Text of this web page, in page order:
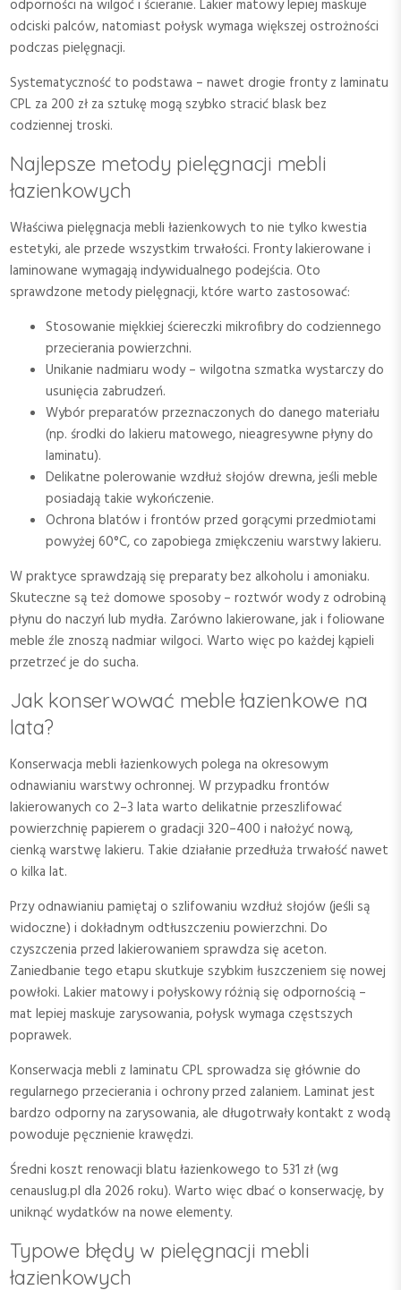
odporności na wilgoć i ścieranie. Lakier matowy lepiej maskuje
odciski palców, natomiast połysk wymaga większej ostrożności
podczas pielęgnacji.
Systematyczność to podstawa – nawet drogie fronty z laminatu
CPL za 200 zł za sztukę mogą szybko stracić blask bez
codziennej troski.
Najlepsze metody pielęgnacji mebli
łazienkowych
Właściwa pielęgnacja mebli łazienkowych to nie tylko kwestia
estetyki, ale przede wszystkim trwałości. Fronty lakierowane i
laminowane wymagają indywidualnego podejścia. Oto
sprawdzone metody pielęgnacji, które warto zastosować:
Stosowanie miękkiej ściereczki mikrofibry do codziennego
przecierania powierzchni.
Unikanie nadmiaru wody – wilgotna szmatka wystarczy do
usunięcia zabrudzeń.
Wybór preparatów przeznaczonych do danego materiału
(np. środki do lakieru matowego, nieagresywne płyny do
laminatu).
Delikatne polerowanie wzdłuż słojów drewna, jeśli meble
posiadają takie wykończenie.
Ochrona blatów i frontów przed gorącymi przedmiotami
powyżej 60°C, co zapobiega zmiękczeniu warstwy lakieru.
W praktyce sprawdzają się preparaty bez alkoholu i amoniaku.
Skuteczne są też domowe sposoby – roztwór wody z odrobiną
płynu do naczyń lub mydła. Zarówno lakierowane, jak i foliowane
meble źle znoszą nadmiar wilgoci. Warto więc po każdej kąpieli
przetrzeć je do sucha.
Jak konserwować meble łazienkowe na
lata?
Konserwacja mebli łazienkowych polega na okresowym
odnawianiu warstwy ochronnej. W przypadku frontów
lakierowanych co 2–3 lata warto delikatnie przeszlifować
powierzchnię papierem o gradacji 320–400 i nałożyć nową,
cienką warstwę lakieru. Takie działanie przedłuża trwałość nawet
o kilka lat.
Przy odnawianiu pamiętaj o szlifowaniu wzdłuż słojów (jeśli są
widoczne) i dokładnym odtłuszczeniu powierzchni. Do
czyszczenia przed lakierowaniem sprawdza się aceton.
Zaniedbanie tego etapu skutkuje szybkim łuszczeniem się nowej
powłoki. Lakier matowy i połyskowy różnią się odpornością –
mat lepiej maskuje zarysowania, połysk wymaga częstszych
poprawek.
Konserwacja mebli z laminatu CPL sprowadza się głównie do
regularnego przecierania i ochrony przed zalaniem. Laminat jest
bardzo odporny na zarysowania, ale długotrwały kontakt z wodą
powoduje pęcznienie krawędzi.
Średni koszt renowacji blatu łazienkowego to 531 zł (wg
cenauslug.pl dla 2026 roku). Warto więc dbać o konserwację, by
uniknąć wydatków na nowe elementy.
Typowe błędy w pielęgnacji mebli
łazienkowych